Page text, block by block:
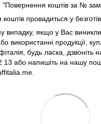
"Повернення коштів за №
провадиться у
випадку, якщо у Вас
використанні продукції,
будь ласка,
13 або напишіть на нашу